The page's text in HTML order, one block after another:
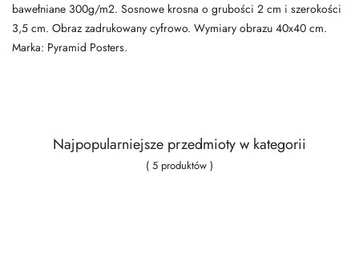
bawełniane 300g/m2. Sosnowe krosna o grubości 2 cm i szerokości
3,5 cm. Obraz zadrukowany cyfrowo. Wymiary obrazu 40x40 cm.
Marka: Pyramid Posters.
Najpopularniejsze przedmioty w kategorii
( 5 produktów )